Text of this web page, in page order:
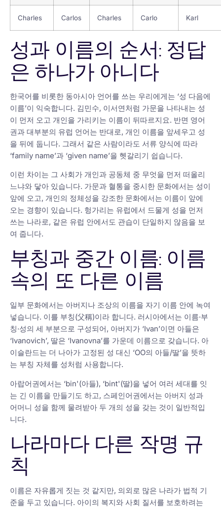
Charles Carlos Charles Carlo Karl
성과 이름의 순서: 정답
은 하나가 아니다
한국어를 비롯한 동아시아 언어를 쓰는 우리에게는 ‘성 다음에
이름’이 익숙합니다. 김민수, 이서연처럼 가문을 나타내는 성
이 먼저 오고 개인을 가리키는 이름이 뒤따르지요. 반면 영어
권과 대부분의 유럽 언어는 반대로, 개인 이름을 앞세우고 성
을 뒤에 둡니다. 그래서 같은 사람이라도 서류 양식에 따라
‘family name’과 ‘given name’을 헷갈리기 쉽습니다.
이런 차이는 그 사회가 개인과 공동체 중 무엇을 먼저 떠올리
느냐와 닿아 있습니다. 가문과 혈통을 중시한 문화에서는 성이
앞에 오고, 개인의 정체성을 강조한 문화에서는 이름이 앞에
오는 경향이 있습니다. 헝가리는 유럽에서 드물게 성을 먼저
쓰는 나라로, 같은 유럽 안에서도 관습이 단일하지 않음을 보
여 줍니다.
부칭과 중간 이름: 이름
속의 또 다른 이름
일부 문화에서는 아버지나 조상의 이름을 자기 이름 안에 녹여
넣습니다. 이를 부칭(父稱)이라 합니다. 러시아에서는 이름·부
칭·성의 세 부분으로 구성되어, 아버지가 ‘Ivan’이면 아들은
‘Ivanovich’, 딸은 ‘Ivanovna’를 가운데 이름으로 갖습니다. 아
이슬란드는 더 나아가 고정된 성 대신 ‘OO의 아들/딸’을 뜻하
는 부칭 자체를 성처럼 사용합니다.
아랍어권에서는 ‘bin'(아들), ‘bint'(딸)을 넣어 여러 세대를 잇
는 긴 이름을 만들기도 하고, 스페인어권에서는 아버지 성과
어머니 성을 함께 물려받아 두 개의 성을 갖는 것이 일반적입
니다.
나라마다 다른 작명 규
칙
이름은 자유롭게 짓는 것 같지만, 의외로 많은 나라가 법적 기
준을 두고 있습니다. 아이의 복지와 사회 질서를 보호하려는